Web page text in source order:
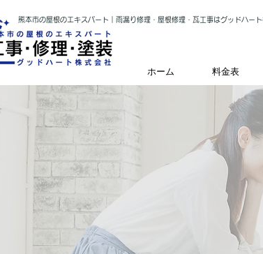
熊本市の屋根のエキスパート｜雨漏り修理・屋根修理・瓦工事はグッドハー
ホーム 料金表